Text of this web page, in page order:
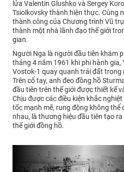
lửa Valentin Glushko và Sergey
Tsiolkovsky thành hiện thực. Cùng
thành công của Chương trình Vũ
thành một nhà lãnh đạo thế giới
gian.
Người Nga là người đầu tiên khám
tháng 4 năm 1961 khi phi hành gia,
Vostok-1 quay quanh trái đất
Trên cổ tay, anh đeo đồng hồ
đầu tiên trên thế giới được thiết kế
Chịu được các điều kiện khắc
tốc mạnh mẽ, rung động không
nhau, là thương hiệu đầu tiên tạo
thế giới đồng hồ.